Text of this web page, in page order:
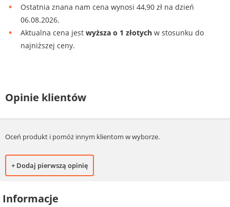
Ostatnia znana nam cena wynosi 44,90 zł na dzień
06.08.2026.
Aktualna cena jest wyższa o 1 złotych w stosunku do
najniższej ceny.
Opinie klientów
Oceń produkt i pomóż innym klientom w wyborze.
+ Dodaj pierwszą opinię
Informacje